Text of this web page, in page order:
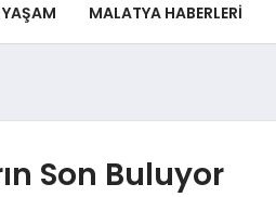
YAŞAM MALATYA HABERLERI
Son Buluyor